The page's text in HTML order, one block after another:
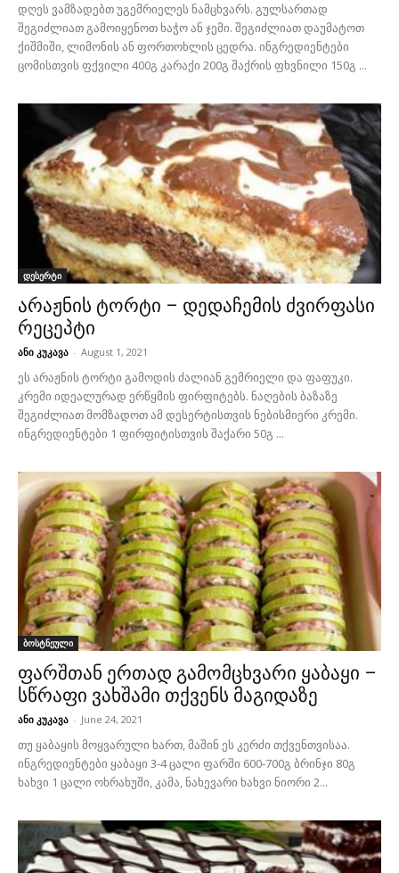
დღეს ვამზადებთ უგემრიელეს ნამცხვარს. გულსართად
შეგიძლიათ გამოიყენოთ ხაჭო ან ჯემი. შეგიძლიათ დაუმატოთ
ქიშმიში, ლიმონის ან ფორთოხლის ცედრა. ინგრედიენტები
ცომისთვის ფქვილი 400გ კარაქი 200გ შაქრის ფხვნილი 150გ ...
დესერტი
არაჟნის ტორტი – დედაჩემის ძვირფასი
რეცეპტი
ანი კუკავა - August 1, 2021
ეს არაჟნის ტორტი გამოდის ძალიან გემრიელი და ფაფუკი.
კრემი იდეალურად ერწყმის ფირფიტებს. ნაღების ბაზაზე
შეგიძლიათ მომზადოთ ამ დესერტისთვის ნებისმიერი კრემი.
ინგრედიენტები 1 ფირფიტისთვის შაქარი 50გ ...
ბოსტნეული
ფარშთან ერთად გამომცხვარი ყაბაყი –
სწრაფი ვახშამი თქვენს მაგიდაზე
ანი კუკავა - June 24, 2021
თუ ყაბაყის მოყვარული ხართ, მაშინ ეს კერძი თქვენთვისაა.
ინგრედიენტები ყაბაყი 3-4 ცალი ფარში 600-700გ ბრინჯი 80გ
ხახვი 1 ცალი ოხრახუში, კამა, ნახევარი ხახვი ნიორი 2...